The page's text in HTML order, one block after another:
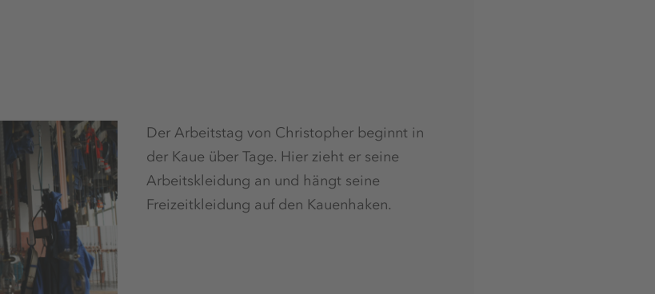
Der Arbeitstag von Christopher beginnt in
der Kaue über Tage. Hier zieht er seine
Arbeitskleidung an und hängt seine
Freizeitkleidung auf den Kauenhaken.